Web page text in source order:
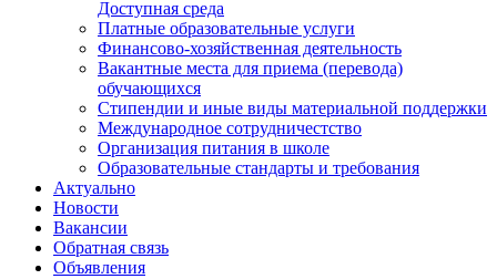
Доступная среда
Платные образовательные услуги
Финансово-хозяйственная деятельность
Вакантные места для приема (перевода)
обучающихся
Стипендии и иные виды материальной поддержки
Международное сотрудничестство
Организация питания в школе
Образовательные стандарты и требования
Актуально
Новости
Вакансии
Обратная связь
Объявления